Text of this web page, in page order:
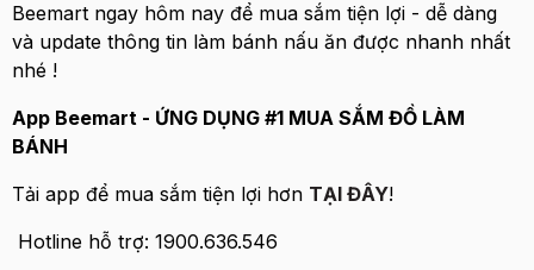
Beemart ngay hôm nay để mua sắm tiện lợi - dễ dàng
và update thông tin làm bánh nấu ăn được nhanh nhất
nhé !
App Beemart - ỨNG DỤNG #1 MUA SẮM ĐỒ LÀM
BÁNH
Tải app để mua sắm tiện lợi hơn TẠI ĐÂY!
Hotline hỗ trợ: 1900.636.546